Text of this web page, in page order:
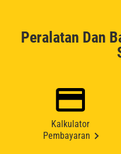
Peralatan Dan
Kalkulator
Pembayaran